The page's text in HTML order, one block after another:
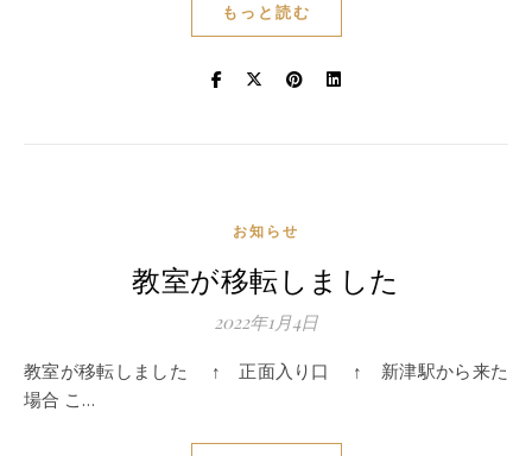
もっと読む
お知らせ
教室が移転しました
2022年1月4日
教室が移転しました ↑ 正面入り口 ↑ 新津駅から来た
場合 こ…